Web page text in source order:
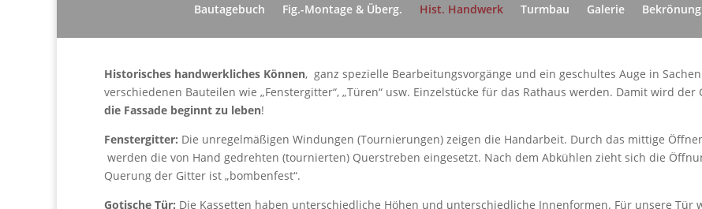
Bautagebuch Fig.-Montage & Überg. Hist. Handwerk Turmbau Galerie Bekrönung
Historisches handwerkliches Können, ganz spezielle Bearbeitungsvorgänge und ein geschultes Auge in
verschiedenen Bauteilen wie „Fenstergitter“, „Türen“ usw. Einzelstücke für das Rathaus werden. Damit wird
die Fassade beginnt zu leben!
Fenstergitter: Die unregelmäßigen Windungen (Tournierungen) zeigen die Handarbeit. Durch das mittige
werden die von Hand gedrehten (tournierten) Querstreben eingesetzt. Nach dem Abkühlen zieht sich die
Querung der Gitter ist „bombenfest“.
Gotische Tür: Die Kassetten haben unterschiedliche Höhen und unterschiedliche Innenformen. Für unsere Tür